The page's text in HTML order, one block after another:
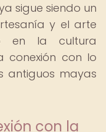
sigue siendo un
y el arte
en la cultura
conexión con lo
antiguos mayas
con la